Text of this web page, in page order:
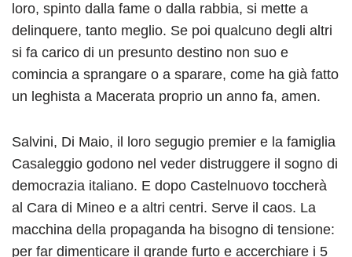
loro, spinto dalla fame o dalla rabbia, si mette a
delinquere, tanto meglio. Se poi qualcuno degli altri
si fa carico di un presunto destino non suo e
comincia a sprangare o a sparare, come ha già fatto
un leghista a Macerata proprio un anno fa, amen.
Salvini, Di Maio, il loro segugio premier e la famiglia
Casaleggio godono nel veder distruggere il sogno di
democrazia italiano. E dopo Castelnuovo toccherà
al Cara di Mineo e a altri centri. Serve il caos. La
macchina della propaganda ha bisogno di tensione:
per far dimenticare il grande furto e accerchiare i 5